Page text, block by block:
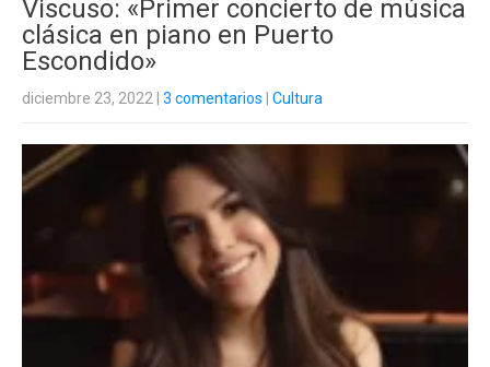
Viscuso: «Primer concierto de música
clásica en piano en Puerto
Escondido»
diciembre 23, 2022 3 comentarios Cultura